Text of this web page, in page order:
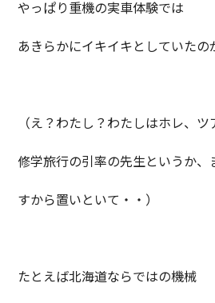
やっぱり重機の実車体験では
あきらかにイキイキとしていたの
（え？わたし？わたしはホレ、
修学旅行の引率の先生というか、
すから置いといて・・）
たとえば北海道ならではの機械